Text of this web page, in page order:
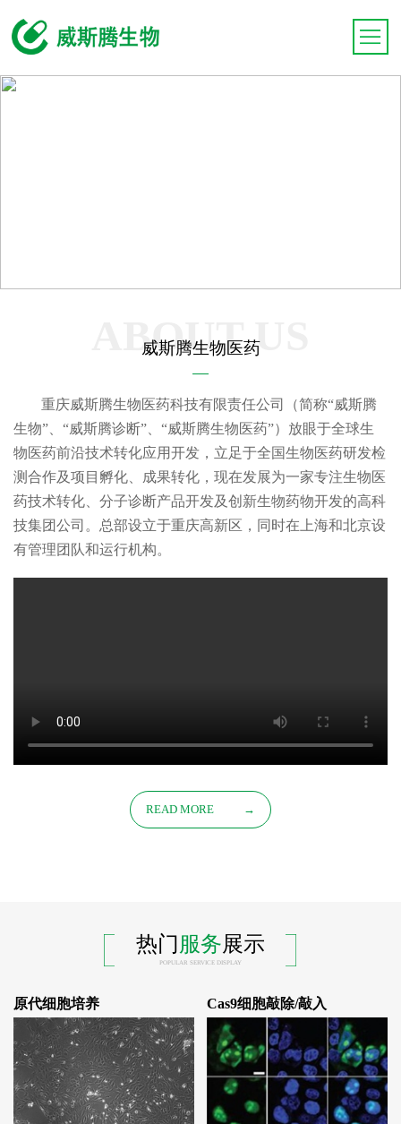
威斯腾生物医药
ABOUT US
重庆威斯腾生物医药科技有限责任公司（简称“威斯腾
生物”、“威斯腾诊断”、“威斯腾生物医药”）放眼于全球生
物医药前沿技术转化应用开发，立足于全国生物医药研发检
测合作及项目孵化、成果转化，现在发展为一家专注生物医
药技术转化、分子诊断产品开发及创新生物药物开发的高科
技集团公司。总部设立于重庆高新区，同时在上海和北京设
有管理团队和运行机构。
READ MORE →
热门服务展示
POPULAR SERVICE DISPLAY
原代细胞培养 Cas9细胞敲除/敲入